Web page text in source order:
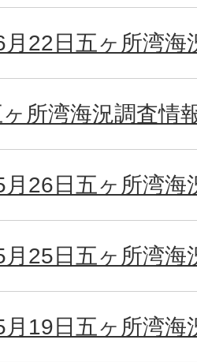
22日五ヶ所湾海
所湾海況調査情
26日五ヶ所湾海
25日五ヶ所湾海
19日五ヶ所湾海